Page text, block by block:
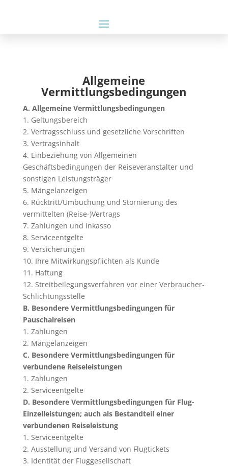
Allgemeine
Vermittlungsbedingungen
A. Allgemeine Vermittlungsbedingungen
1. Geltungsbereich
2. Vertragsschluss und gesetzliche Vorschriften
3. Vertragsinhalt
4. Einbeziehung von Allgemeinen
Geschäftsbedingungen der Reiseveranstalter und
sonstigen Leistungsträger
5. Mängelanzeigen
6. Rücktritt/Umbuchung und Stornierung des
vermittelten (Reise-)Vertrags
7. Zahlungen und Inkasso
8. Serviceentgelte
9. Versicherungen
10. Ihre Mitwirkungspflichten als Kunde
11. Haftung
12. Streitbeilegungsverfahren vor einer Verbraucher-
Schlichtungsstelle
B. Besondere Vermittlungsbedingungen für
Pauschalreisen
1. Zahlungen
2. Mängelanzeigen
C. Besondere Vermittlungsbedingungen für
verbundene Reiseleistungen
1. Zahlungen
2. Serviceentgelte
D. Besondere Vermittlungsbedingungen für Flug-
Einzelleistungen; auch als Bestandteil einer
verbundenen Reiseleistung
1. Serviceentgelte
2. Ausstellung und Versand von Flugtickets
3. Identität der Fluggesellschaft